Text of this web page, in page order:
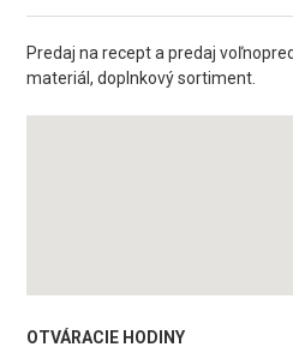
Predaj na recept a predaj
materiál, doplnkový sortiment.
OTVÁRACIE HODINY